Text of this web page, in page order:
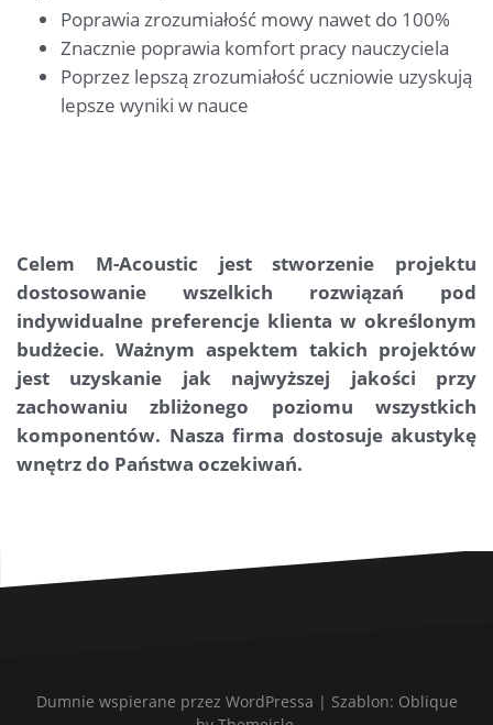
Poprawia zrozumiałość mowy nawet do 100%
Znacznie poprawia komfort pracy nauczyciela
Poprzez lepszą zrozumiałość uczniowie uzyskują
lepsze wyniki w nauce
Celem M-Acoustic jest stworzenie projektu
dostosowanie wszelkich rozwiązań pod
indywidualne preferencje klienta w określonym
budżecie. Ważnym aspektem takich projektów
jest uzyskanie jak najwyższej jakości przy
zachowaniu zbliżonego poziomu wszystkich
komponentów. Nasza firma dostosuje akustykę
wnętrz do Państwa oczekiwań.
Dumnie wspierane przez WordPressa | Szablon: Oblique